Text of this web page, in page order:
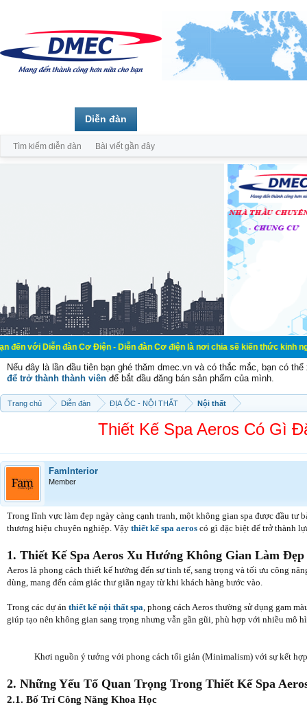
Diễn đàn Cơ Điện - Diễn đàn Cơ điện là nơi chia sẽ kiến thức kinh
Nếu đây là lần đầu tiên bạn ghé thăm dmec.vn và có thắc mắc, bạn có
để trở thành thành viên để bắt đầu đăng bán sản phẩm của mình.
Trang chủ Diễn đàn ĐỊA ỐC - NỘI THẤT Nội thất
Thiết Kế Spa Aeros Có Gì
FamInterior
Member
Trong lĩnh vực làm đẹp ngày càng cạnh tranh, một không gian spa được đầu
thương hiệu chuyên nghiệp. Vậy thiết kế spa aeros có gì đặc biệt để trở thành
1. Thiết Kế Spa Aeros Xu Hướng Không Gian Làm
Aeros là phong cách thiết kế hướng đến sự tinh tế, sang trọng và tối ưu công
dùng, mang đến cảm giác thư giãn ngay từ khi khách hàng bước vào.
Trong các dự án thiết kế nội thất spa, phong cách Aeros thường sử dụng gam
giúp tạo nên không gian sang trọng nhưng vẫn gần gũi, phù hợp với nhiều mô
Khơi nguồn ý tưởng với phong cách tối giản (Minimalism) với sự kết
2. Những Yếu Tố Quan Trọng Trong Thiết Kế Spa
2.1. Bố Trí Công Năng Khoa Học
Diễn đàn
Tìm kiếm diễn đàn Bài viết gần đây